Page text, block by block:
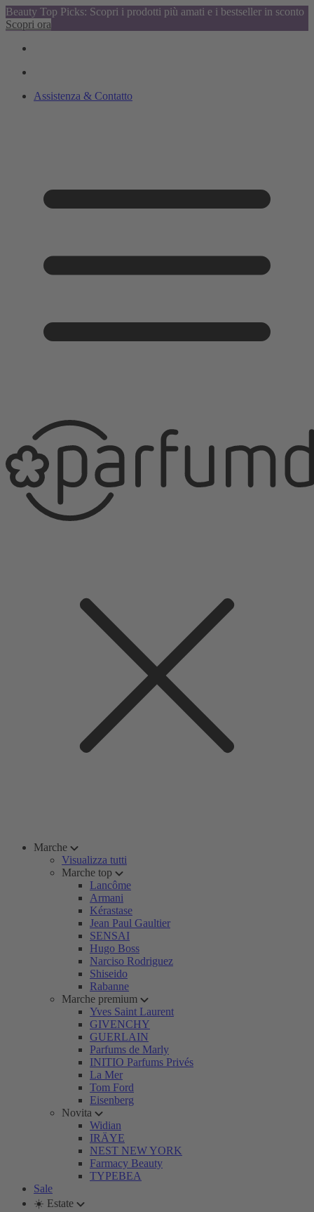
Beauty Top Picks: Scopri i prodotti più amati e i bestseller in sconto
Scopri ora
Assistenza & Contatto
Marche
Visualizza tutti
Marche top
Lancôme
Armani
Kérastase
Jean Paul Gaultier
SENSAI
Hugo Boss
Narciso Rodriguez
Shiseido
Rabanne
Marche premium
Yves Saint Laurent
GIVENCHY
GUERLAIN
Parfums de Marly
INITIO Parfums Privés
La Mer
Tom Ford
Eisenberg
Novita
Widian
IRÄYE
NEST NEW YORK
Farmacy Beauty
TYPEBEA
Sale
☀️ Estate